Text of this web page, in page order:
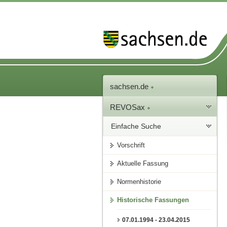
sachsen.de
REVOSax
Einfache Suche
Vorschrift
Aktuelle Fassung
Normenhistorie
Historische Fassungen
07.01.1994 - 23.04.2015